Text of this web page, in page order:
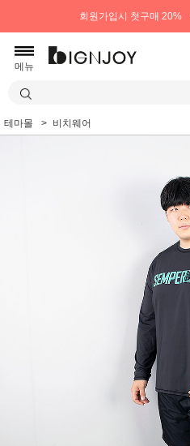
회원가입시 첫구매 20%
메뉴
테마몰 비치웨어